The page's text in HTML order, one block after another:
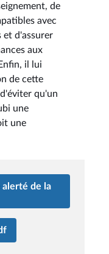
de
avec
et d'assurer
aux
il lui
de cette
qu'un
une
une
alerté de la